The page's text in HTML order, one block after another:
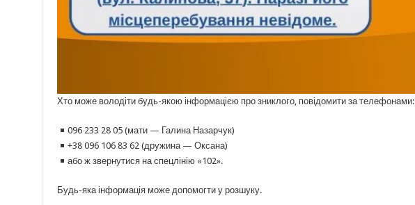
Хто може володіти будь-якою інформацією про зниклого, повідомити за телефонами:
096 233 28 05 (мати — Галина Назарчук)
+38 096 106 83 62 (дружина — Оксана)
або ж звернутися на спецлінію «102».
Будь-яка інформація може допомогти у розшуку.